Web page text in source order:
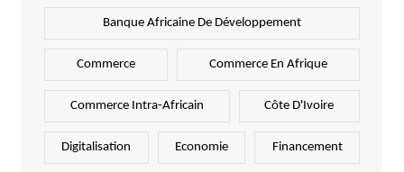
Banque Africaine De Développement
Commerce Commerce En Afrique
Commerce Intra-Africain Côte D'Ivoire
Digitalisation Economie Financement